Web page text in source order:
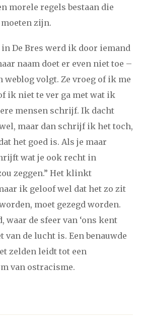
morele regels bestaan die
zijn.
in De Bres werd ik door iemand
naam doet er even niet toe –
volgt. Ze vroeg of ik me
ik niet te ver ga met wat ik
mensen schrijf. Ik dacht
maar dan schrijf ik het toch,
het goed is. Als je maar
wat je ook recht in
zeggen.” Het klinkt
ik geloof wel dat het zo zit
moet gezegd worden.
waar de sfeer van ‘ons kent
van de lucht is. Een benauwde
zelden leidt tot een
van ostracisme.